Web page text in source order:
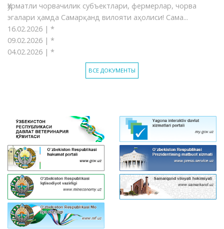
Ҳурматли чорвачилик субъектлари, фермерлар, чорва
эгалари ҳамда Самарқанд вилояти аҳолиси! Сама...
16.02.2026 | *
09.02.2026 | *
04.02.2026 | *
ВСЕ ДОКУМЕНТЫ